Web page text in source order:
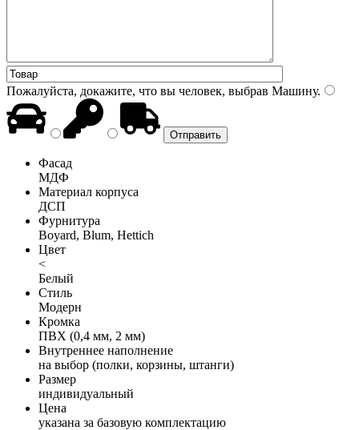
Пожалуйста, докажите, что вы человек, выбрав Машину.
Фасад
МДФ
Материал корпуса
ДСП
Фурнитура
Boyard, Blum, Hettich
Цвет
<
Белый
Стиль
Модерн
Кромка
ПВХ (0,4 мм, 2 мм)
Внутреннее наполнение
на выбор (полки, корзины, штанги)
Размер
индивидуальный
Цена
указана за базовую комплектацию